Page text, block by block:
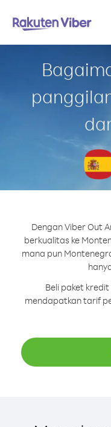
Dengan Viber Out
berkualitas ke
mana pun
Beli paket
mendapatkan tarif